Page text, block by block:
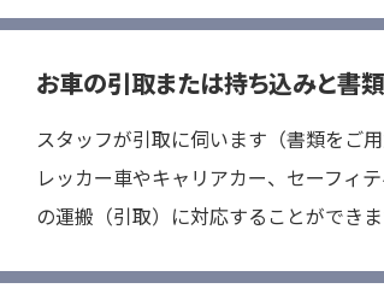
買
よ
中
動
お車の引取または持ち込みと書
スタッフが引取に伺います（書類をご
レッカー車やキャリアカー、セーフィ
の運搬（引取）に対応することができま